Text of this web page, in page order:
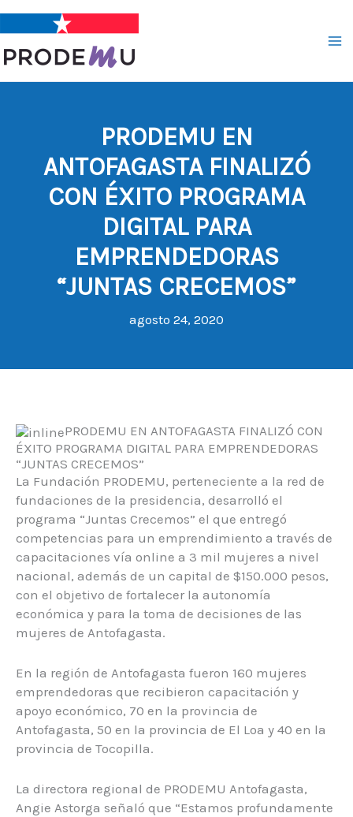
contenido
PRODEMU EN
ANTOFAGASTA FINALIZÓ
CON ÉXITO PROGRAMA
DIGITAL PARA
EMPRENDEDORAS
“JUNTAS CRECEMOS”
agosto 24, 2020
PRODEMU EN ANTOFAGASTA FINALIZÓ CON
ÉXITO PROGRAMA DIGITAL PARA EMPRENDEDORAS
“JUNTAS CRECEMOS”
La Fundación PRODEMU, perteneciente a la red de
fundaciones de la presidencia, desarrolló el
programa “Juntas Crecemos” el que entregó
competencias para un emprendimiento a través de
capacitaciones vía online a 3 mil mujeres a nivel
nacional, además de un capital de $150.000 pesos,
con el objetivo de fortalecer la autonomía
económica y para la toma de decisiones de las
mujeres de Antofagasta.
En la región de Antofagasta fueron 160 mujeres
emprendedoras que recibieron capacitación y
apoyo económico, 70 en la provincia de
Antofagasta, 50 en la provincia de El Loa y 40 en la
provincia de Tocopilla.
La directora regional de PRODEMU Antofagasta,
Angie Astorga señaló que “Estamos profundamente